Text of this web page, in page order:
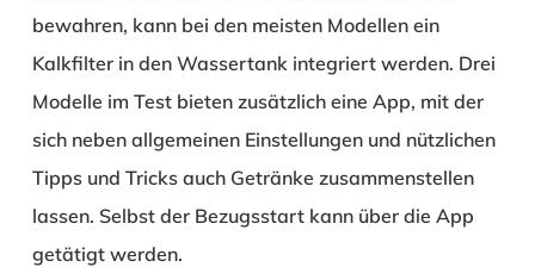
bewahren, kann bei den meisten Modellen ein
Kalkfilter in den Wassertank integriert werden. Drei
Modelle im Test bieten zusätzlich eine App, mit der
sich neben allgemeinen Einstellungen und nützlichen
Tipps und Tricks auch Getränke zusammenstellen
lassen. Selbst der Bezugsstart kann über die App
getätigt werden.